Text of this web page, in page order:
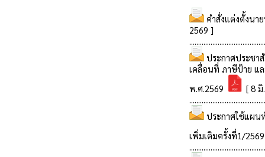
คำสั่งแต่งตั้งน
2569 ]
ประกาศประชา
เคลื่อนที่ ภาษีป้าย แ
พ.ศ.2569
[ 8 มิ
ประกาศใช้แผ
เพิ่มเติมครั้งที่1/